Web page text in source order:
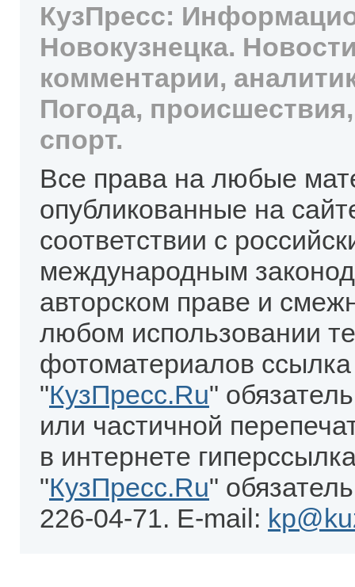
КузПресс:
Новокузнецка.
комментарии,
Погода,
спорт.
Все права на любые
опубликованные на
соответствии с
международным
авторском праве и
любом использовании
фотоматериалов
"КузПресс.Ru"
или частичной
в интернете
"КузПресс.Ru"
226-04-71. E-mail: